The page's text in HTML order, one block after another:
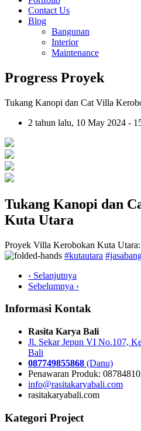
Contact Us
Blog
Bangunan
Interior
Maintenance
Progress Proyek
Tukang Kanopi dan Cat Villa
2 tahun lalu, 10 May 2024 -
Tukang Kanopi dan
Kuta Utara
Proyek Villa Kerobokan Kuta
#kutautara
‹ Selanjutnya
Sebelumnya ›
Informasi Kontak
Rasita Karya Bali
Jl. Sekar Jepun VI No.107,
Bali
087749855868 (Danu)
Penawaran Produk:
info@rasitakaryabali.com
rasitakaryabali.com
Kategori Project